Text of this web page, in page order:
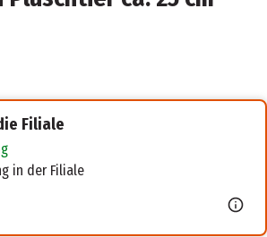
Filiale
in der Filiale